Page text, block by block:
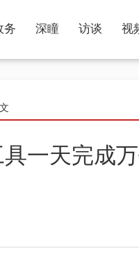
务 深瞳 访谈 视
一天完成